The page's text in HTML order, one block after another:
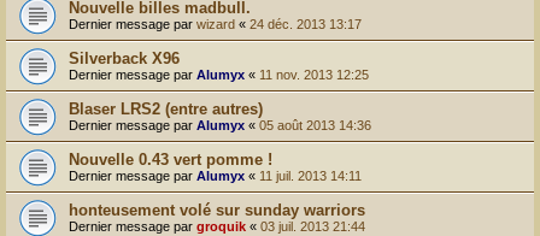
Nouvelle billes madbull.
Dernier message par wizard « 24 déc. 2013 13:17
Silverback X96
Dernier message par Alumyx « 11 nov. 2013 12:25
Blaser LRS2 (entre autres)
Dernier message par Alumyx « 05 août 2013 14:36
Nouvelle 0.43 vert pomme !
Dernier message par Alumyx « 11 juil. 2013 14:11
honteusement volé sur sunday warriors
Dernier message par groquik « 03 juil. 2013 21:44